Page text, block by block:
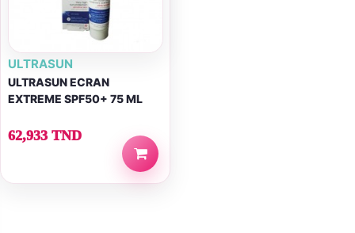
ULTRASUN
ULTRASUN ECRAN
EXTREME SPF50+ 75 ML
62,933 TND